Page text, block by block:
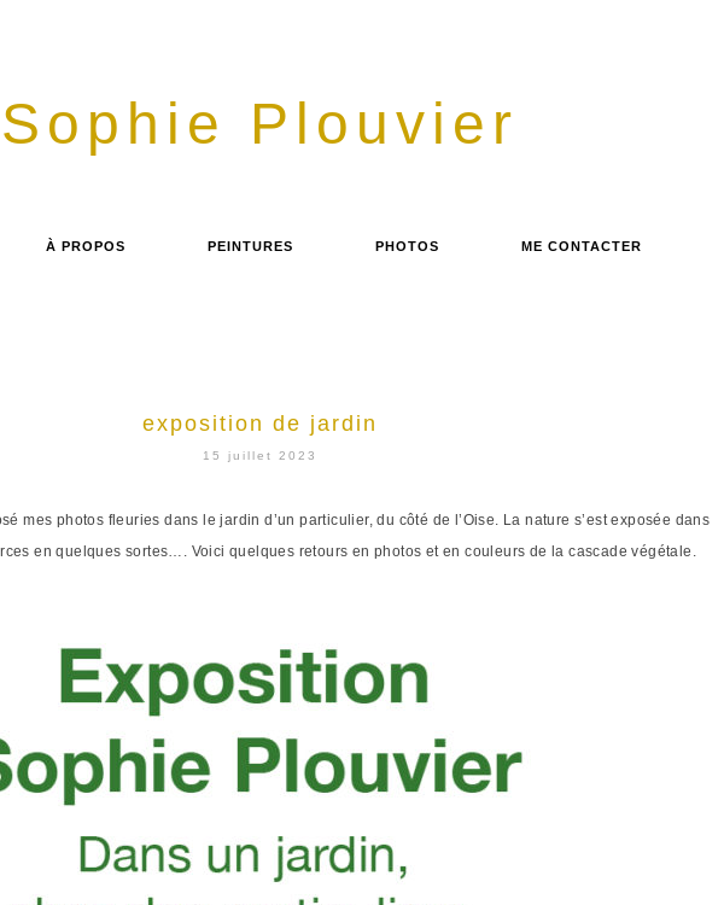
Sophie Plouvier
À PROPOS PEINTURES PHOTOS ME CONTACTER
exposition de jardin
15 juillet 2023
mes photos fleuries dans le jardin d’un particulier, du côté de l’Oise. La nature s’est exposée dans
en quelques sortes…. Voici quelques retours en photos et en couleurs de la cascade végétale.